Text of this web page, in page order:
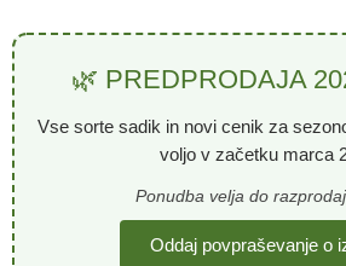
🌿 PREDPRODAJA
Vse sorte sadik in novi cenik za
voljo v začetku marca
Ponudba velja do
Oddaj povpraševanje o